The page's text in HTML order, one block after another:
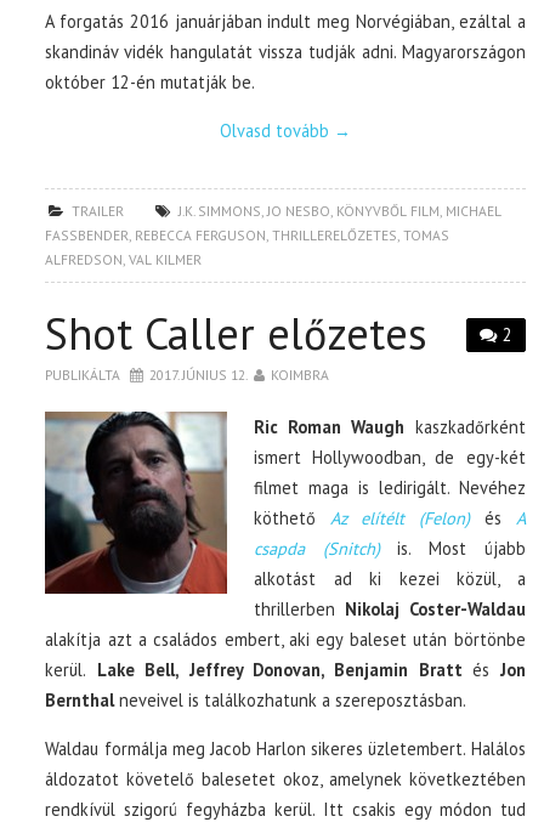
A forgatás 2016 januárjában indult meg Norvégiában, ezáltal a
skandináv vidék hangulatát vissza tudják adni. Magyarországon
október 12-én mutatják be.
Olvasd tovább →
TRAILER J.K. SIMMONS,JO NESBO, KÖNYVBŐL FILM, MICHAEL
FASSBENDER, REBECCA FERGUSON,THRILLERELŐZETES,TOMAS
ALFREDSON,VAL KILMER
2
Shot Caller előzetes
PUBLIKÁLTA 2017. JÚNIUS 12. KOIMBRA
Ric Roman Waugh kaszkadőrként
ismert Hollywoodban, de egy-két
filmet maga is ledirigált. Nevéhez
köthető Az elítélt (Felon)és
A
csapda (Snitch)is. Most újabb
alkotást ad ki kezei közül, a
thrillerben Nikolaj Coster-Waldau
alakítja azt a családos embert, aki egy baleset után börtönbe
kerül. Lake Bell, Jeffrey Donovan, Benjamin Brattés Jon
Bernthalneveivel is találkozhatunk a szereposztásban.
Waldau formálja meg Jacob Harlon sikeres üzletembert. Halálos
áldozatot követelő balesetet okoz, amelynek következtében
rendkívül szigorú fegyházba kerül. Itt csakis egy módon tud